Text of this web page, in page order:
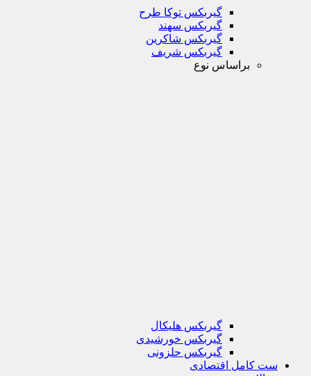
گیربکس توکا طرح
گیربکس سهند
گیربکس شاکرین
گیربکس شریف
براساس نوع
گیربکس هلیکال
گیربکس خورشیدی
گیربکس حلزونی
ست کامل اقتصادی